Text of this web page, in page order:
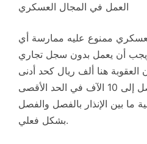
العمل في المجال العسكري
ممنوع عليه ممارسة أي
أن يعمل بدون سجل تجاري
هنا ألف ريال كحد أدنى
في الحد الأقصى
ما بين الإنذار بالفصل والفصل
بشكل فعلي.